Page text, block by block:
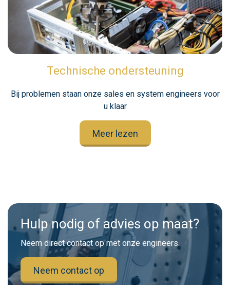
Technische ondersteuning
Bij problemen staan onze sales en system engineers voor
u klaar
Meer lezen
Hulp nodig of advies op maat?
Neem direct contact op met onze engineers.
Neem contact op